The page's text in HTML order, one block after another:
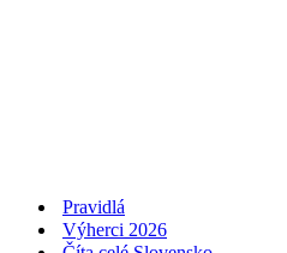
Pravidlá
Výherci 2026